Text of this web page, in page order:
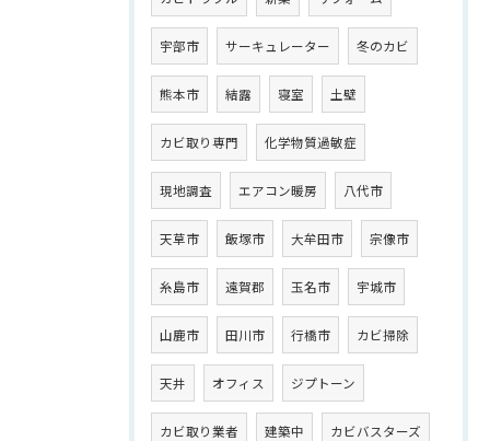
宇部市 サーキュレーター 冬のカビ
熊本市 結露 寝室 土壁
カビ取り専門 化学物質過敏症
現地調査 エアコン暖房 八代市
天草市 飯塚市 大牟田市 宗像市
糸島市 遠賀郡 玉名市 宇城市
山鹿市 田川市 行橋市 カビ掃除
天井 オフィス ジプトーン
カビ取り業者 建築中 カビバスターズ